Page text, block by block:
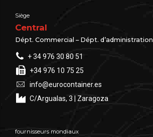
Siège
Central
Dépt. Commercial – Dépt. d’administration
+ 34 976 30 80 51
+34 976 10 75 25
info@eurocontainer.es
C/Argualas, 3 | Zaragoza
fournisseurs mondiaux